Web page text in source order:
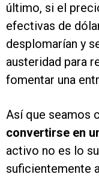
último, si el
efectivas de
desplomarían y
austeridad para
fomentar una
Así que seamos
convertirse en
activo no es lo
suficientemente